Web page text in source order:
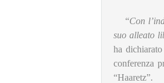
“Con
suo alleato
ha
conferenza
“Haaretz”.